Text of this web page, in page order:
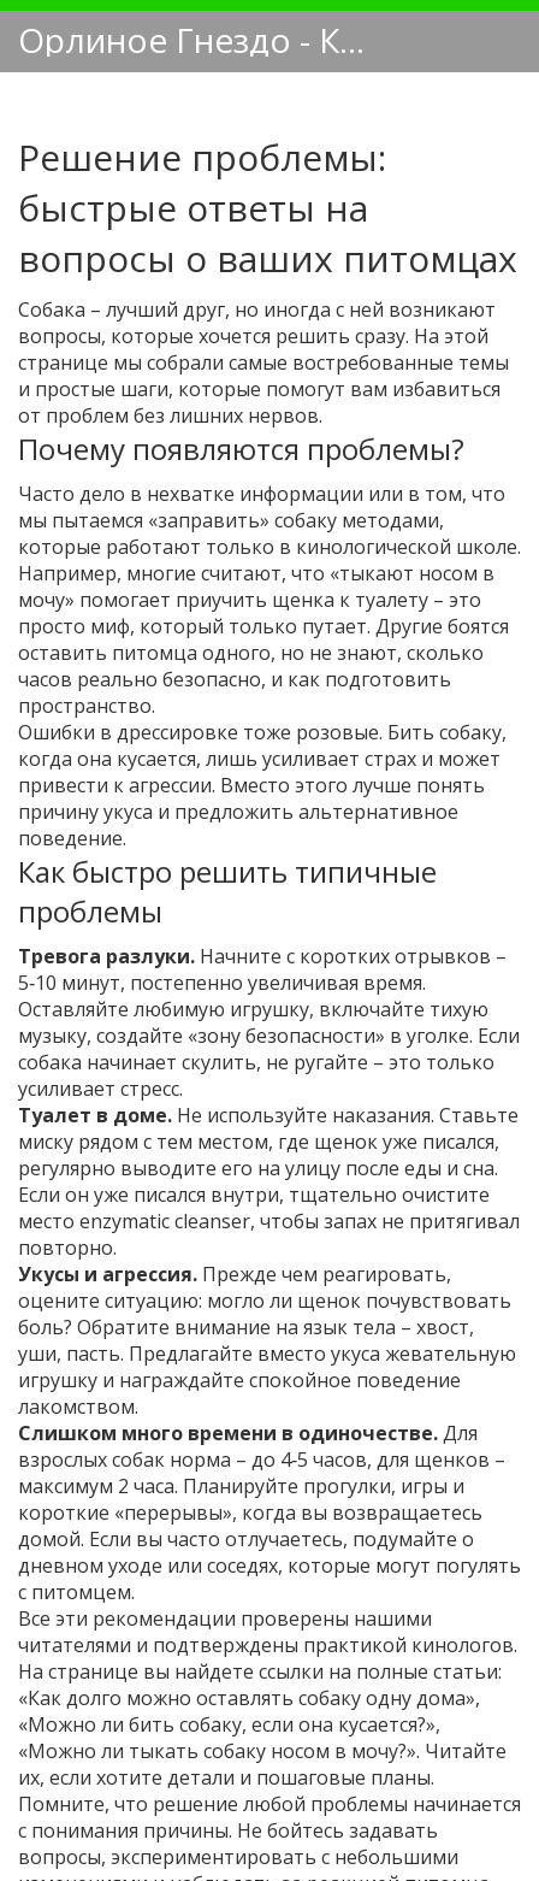
Орлиное Гнездо - Кинологический блог
Решение проблемы:
быстрые ответы на
вопросы о ваших питомцах
Собака – лучший друг, но иногда с ней возникают
вопросы, которые хочется решить сразу. На этой
странице мы собрали самые востребованные темы
и простые шаги, которые помогут вам избавиться
от проблем без лишних нервов.
Почему появляются проблемы?
Часто дело в нехватке информации или в том, что
мы пытаемся «заправить» собаку методами,
которые работают только в кинологической школе.
Например, многие считают, что «тыкают носом в
мочу» помогает приучить щенка к туалету – это
просто миф, который только путает. Другие боятся
оставить питомца одного, но не знают, сколько
часов реально безопасно, и как подготовить
пространство.
Ошибки в дрессировке тоже розовые. Бить собаку,
когда она кусается, лишь усиливает страх и может
привести к агрессии. Вместо этого лучше понять
причину укуса и предложить альтернативное
поведение.
Как быстро решить типичные
проблемы
Тревога разлуки. Начните с коротких отрывков –
5‑10 минут, постепенно увеличивая время.
Оставляйте любимую игрушку, включайте тихую
музыку, создайте «зону безопасности» в уголке. Если
собака начинает скулить, не ругайте – это только
усиливает стресс.
Туалет в доме. Не используйте наказания. Ставьте
миску рядом с тем местом, где щенок уже писался,
регулярно выводите его на улицу после еды и сна.
Если он уже писался внутри, тщательно очистите
место enzymatic cleanser, чтобы запах не притягивал
повторно.
Укусы и агрессия. Прежде чем реагировать,
оцените ситуацию: могло ли щенок почувствовать
боль? Обратите внимание на язык тела – хвост,
уши, пасть. Предлагайте вместо укуса жевательную
игрушку и награждайте спокойное поведение
лакомством.
Слишком много времени в одиночестве.Для
взрослых собак норма – до 4‑5 часов, для щенков –
максимум 2 часа. Планируйте прогулки, игры и
короткие «перерывы», когда вы возвращаетесь
домой. Если вы часто отлучаетесь, подумайте о
дневном уходе или соседях, которые могут погулять
с питомцем.
Все эти рекомендации проверены нашими
читателями и подтверждены практикой кинологов.
На странице вы найдете ссылки на полные статьи:
«Как долго можно оставлять собаку одну дома»,
«Можно ли бить собаку, если она кусается?»,
«Можно ли тыкать собаку носом в мочу?». Читайте
их, если хотите детали и пошаговые планы.
Помните, что решение любой проблемы начинается
с понимания причины. Не бойтесь задавать
вопросы, экспериментировать с небольшими